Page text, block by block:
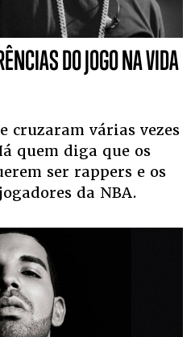
DO JOGO NA VIDA
cruzaram várias vezes
quem diga que os
ser rappers e os
da NBA.